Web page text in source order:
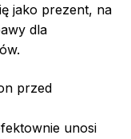
jako prezent, na
dla
przed
unosi